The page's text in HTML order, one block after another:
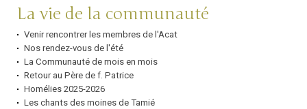
Navigation
La vie de la communauté
Venir rencontrer les membres de l'Acat
Nos rendez-vous de l'été
La Communauté de mois en mois
Retour au Père de f. Patrice
Homélies 2025-2026
Les chants des moines de Tamié